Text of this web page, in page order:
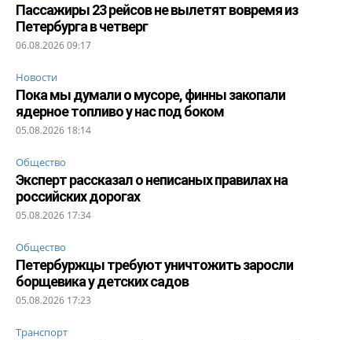
Пассажиры 23 рейсов не вылетят вовремя из
Петербурга в четверг
06.08.2026 09:17
Новости
Пока мы думали о мусоре, финны закопали
ядерное топливо у нас под боком
05.08.2026 18:14
Общество
Эксперт рассказал о неписаных правилах на
российских дорогах
05.08.2026 17:34
Общество
Петербуржцы требуют уничтожить заросли
борщевика у детских садов
05.08.2026 17:23
Транспорт